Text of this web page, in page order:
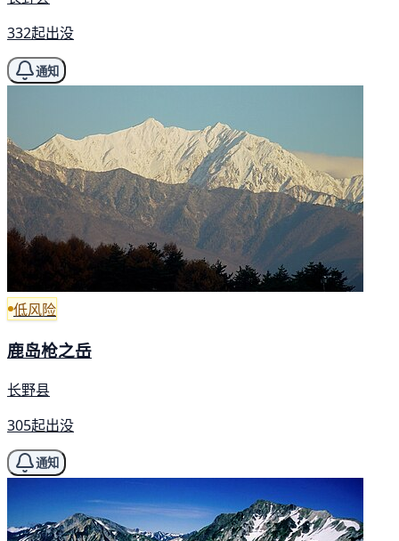
332起出没
通知
低风险
鹿岛枪之岳
长野县
305起出没
通知